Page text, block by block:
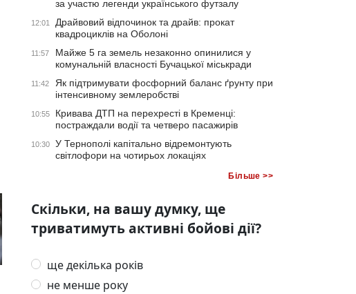
за участю легенди українського футзалу
12:01
Драйвовий відпочинок та драйв: прокат
квадроциклів на Оболоні
11:57
Майже 5 га земель незаконно опинилися у
комунальній власності Бучацької міськради
11:42
Як підтримувати фосфорний баланс ґрунту при
інтенсивному землеробстві
10:55
Кривава ДТП на перехресті в Кременці:
постраждали водії та четверо пасажирів
10:30
У Тернополі капітально відремонтують
світлофори на чотирьох локаціях
Більше >>
Скільки, на вашу думку, ще
триватимуть активні бойові дії?
ще декілька років
не менше року